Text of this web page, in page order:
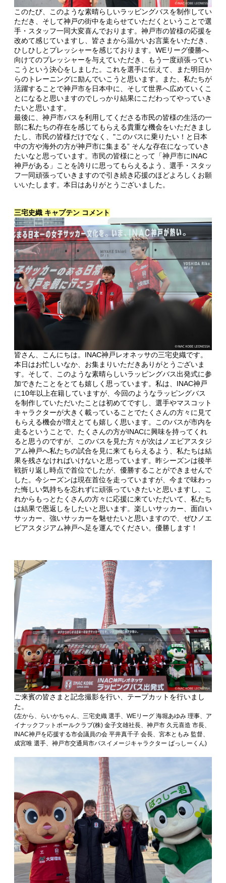
このたび、このような素晴らしいラッピングバスを制作してい
ただき、そして神戸の街中を走らせていただくということで選
手・スタッフ一同大変喜んでおります。神戸市の皆様の応援を
改めて感じていますし、皆さまから温かいお言葉をいただき、
ひしひしとプレッシャーを感じております。WEリーグ優勝へ
向けてのプレッシャーを与えていただき、もう一度頑張ってい
こうという決心をしました。これを選手に伝えて、また明日か
らのトレーニングに励んでいこうと思います。また、私たちが
活躍することで神戸市を日本中に、そして世界へ広めていくこ
とになると思いますのでしっかり結果にこだわってやっていき
たいと思います。
最後に、神戸市バスを利用してくださる市民の皆様の生活の一
部に私たちの存在を感じてもらえる貴重な機会をいただきまし
たし、市民の皆様だけでなく、"このバスに乗りたい！と日本
中の方や海外の方が神戸市に集まる” そんな存在になっていき
たいなと思っています。市民の皆様にとって「神戸市にINAC
神戸がある」ことを誇りに思ってもらえるよう、選手・スタッ
フ一同頑張っていきますので引き続き応援のほどよろしくお願
いいたします。本日はありがとうございました。
三宅史織 キャプテン コメント
皆さん、こんにちは。INAC神戸レオネッサの三宅史織です。
本日はお忙しいなか、お集まりいただきありがとうございま
す。そして、このような素晴らしいラッピングバス出発式に参
加できたことをとても嬉しく思っています。私は、INAC神戸
に10年以上在籍していますが、今回のようなラッピングバス
を制作していただいたことは初めてですし、選手やマスコット
キャラクターが大きく載っていることでたくさんの方々に見て
もらえる機会が増えとても嬉しく思います。このバスが市内を
走るということで、たくさんの方がINACに興味を持ってくれ
ると思うのですが、このバスを見た方々が次はノエビアスタジ
アム神戸へ私たちの試合を見に来てもらえるよう、私たちは結
果を残さなければいけないと思っています。昨シーズンは後半
戦折り返し時点で首位でしたが、優勝することができませんで
した。今シーズンは現在首位を走っていますが、今まで味わっ
た悔しい気持ちを忘れずに頑張っていきたいと思いますし、こ
れからもっとたくさんの方々に応援に来ていただいて、私たち
は結果で恩返しをしたいと思います。楽しいサッカー、面白い
サッカー、強いサッカーを魅せたいと思いますので、ぜひノエ
ビアスタジアム神戸へ足を運んでください。優勝します！
ご来賓の皆さまと記念撮影を行い、テープカットを行いまし
た。
(左から、らいかちゃん、 三宅史織 選手、WEリーグ 海堀あゆみ 理事、 ア
イナックフットボールクラブ(株) 金子文雄社長、神戸市 久元喜造 市長、
INAC神戸を応援する市会議員の会 平井真千子 会長、宮本ともみ 監督、
成宮唯 選手、神戸市交通局市バスイメージキャラクター ばっしーくん)